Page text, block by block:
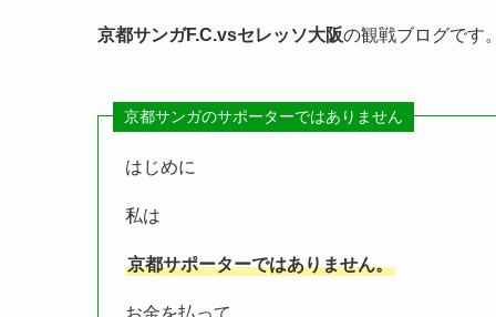
京都サンガF.C.vsセレッソ大阪の観戦ブログです。
京都サンガのサポーターではありません
はじめに
私は
京都サポーターではありません。
お金を払って